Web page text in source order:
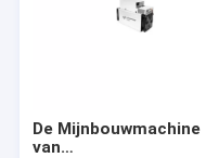
De Mijnbouwmachine
van